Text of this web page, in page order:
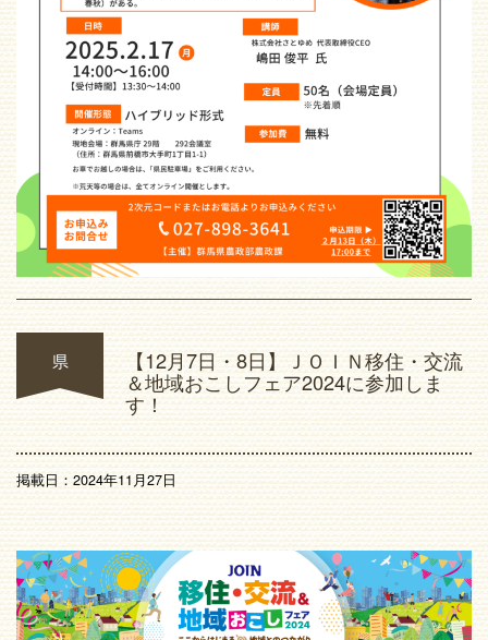
県 【12月7日・8日】ＪＯＩＮ移住・交流
＆地域おこしフェア2024に参加しま
す！
掲載日：2024年11月27日